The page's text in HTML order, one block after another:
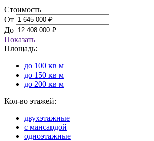
Стоимость
От
До
Показать
Площадь:
до 100 кв м
до 150 кв м
до 200 кв м
Кол-во этажей:
двухэтажные
с мансардой
одноэтажные